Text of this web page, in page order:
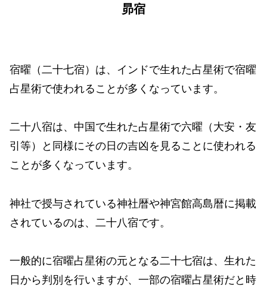
昴宿
宿曜（二十七宿）は、インドで生れた占星術で宿曜
占星術で使われることが多くなっています。
二十八宿は、中国で生れた占星術で六曜（大安・友
引等）と同様にその日の吉凶を見ることに使われる
ことが多くなっています。
神社で授与されている神社暦や神宮館高島暦に掲載
されているのは、二十八宿です。
一般的に宿曜占星術の元となる二十七宿は、生れた
日から判別を行いますが、一部の宿曜占星術だと時